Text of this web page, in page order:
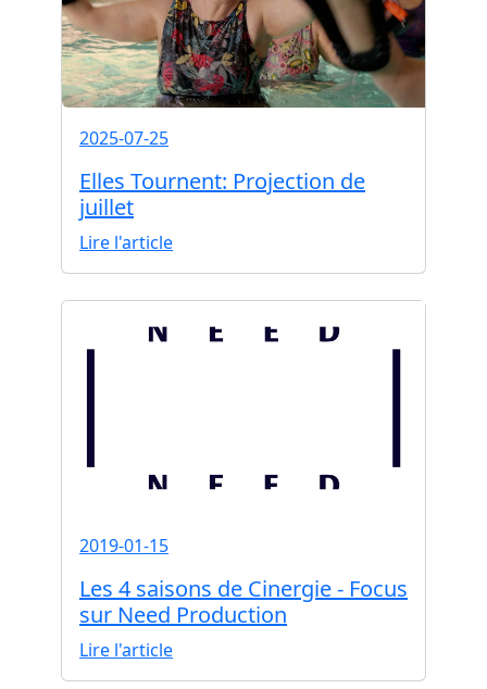
2025-07-25
Elles Tournent: Projection de
juillet
Lire l'article
2019-01-15
Les 4 saisons de Cinergie - Focus
sur Need Production
Lire l'article